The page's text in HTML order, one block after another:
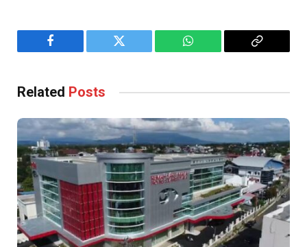
Facebook Twitter WhatsApp
Copy
Related Posts